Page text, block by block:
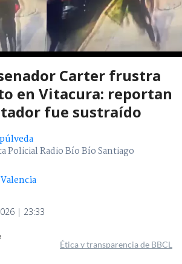
Carter frustra
en Vitacura: reportan
fue sustraído
Policial Radio Bío Bío Santiago
| 23:33
Ética y transparencia de BBCL